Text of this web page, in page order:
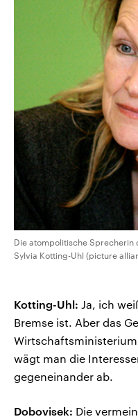
Die atompolitische Sprecherin
Sylvia Kotting-Uhl (picture
Kotting-Uhl: Ja, ich
Bremse ist. Aber das
wägt man die
gegeneinander ab.
Dobovisek: Die